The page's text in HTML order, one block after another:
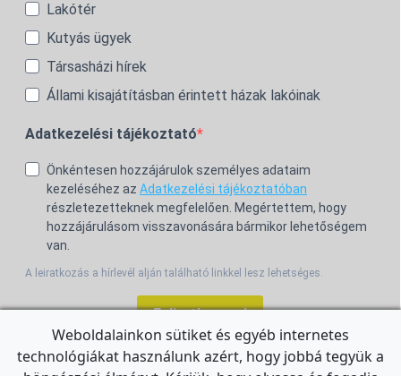
Lakótér
Kutyás ügyek
Társasházi hírek
Állami kisajátításban érintett házak lakóinak
Adatkezelési tájékoztató
Önkéntesen hozzájárulok személyes adataim
kezeléséhez az Adatkezelési tájékoztatóban
részletezetteknek megfelelően. Megértettem, hogy
hozzájárulásom visszavonására bármikor lehetőségem
van.
A leiratkozás a hírlevél alján található linkkel lesz lehetséges.
Feliratkozom!
Weboldalainkon sütiket és egyéb internetes
technológiákat használunk azért, hogy jobbá tegyük a